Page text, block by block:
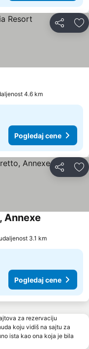
Deli
4.6 km
Pogledaj cene
Deli
Annexe
3.1 km
Pogledaj cene
za rezervaciju
koju vidiš na sajtu za
ista kao ona koja je bila